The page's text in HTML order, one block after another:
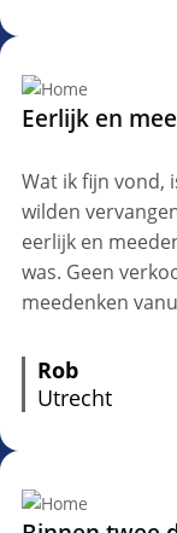
Eerlijk en
Wat ik fijn vond,
wilden
eerlijk en
was. Geen
meedenken
Rob
Utrecht